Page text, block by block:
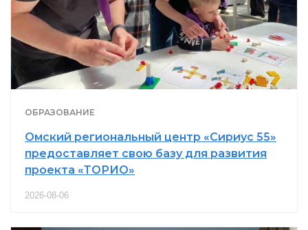
ОБРАЗОВАНИЕ
Омский региональный центр «Сириус 55»
предоставляет свою базу для развития
проекта «ТОРИО»
2026-08-06